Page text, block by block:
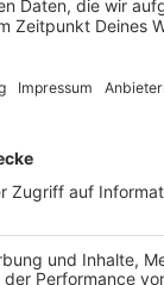
Gamescom eine